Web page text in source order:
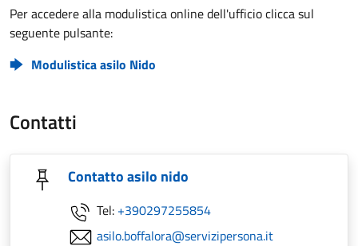
Per accedere alla modulistica online dell'ufficio clicca sul
seguente pulsante:
Modulistica asilo Nido
Contatti
Contatto asilo nido
Tel: +390297255854
asilo.boffalora@servizipersona.it